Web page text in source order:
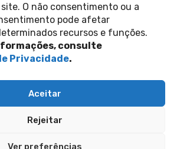
O não consentimento ou a
pode afetar
recursos e funções.
consulte
Privacidade.
Aceitar
Rejeitar
Ver preferências
Contato
Política de Privacidade
Perguntas Frequentes
copyright 2026
se na nossa newsletter
nas redes sociais